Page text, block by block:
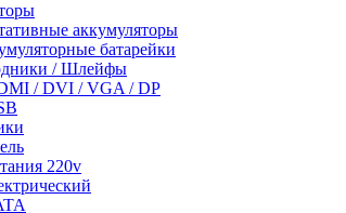
аккумуляторы
батарейки
/ Шлейфы
/ DVI / VGA / DP
220v